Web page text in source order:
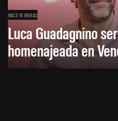
HACE 14 HORAS
Luca Guadagnino
homenajeada en